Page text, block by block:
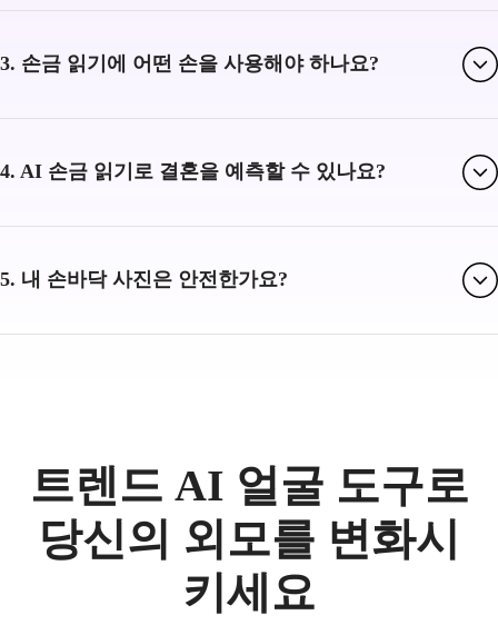
3. 손금 읽기에 어떤 손을 사용해야 하나요?
4. AI 손금 읽기로 결혼을 예측할 수 있나요?
5. 내 손바닥 사진은 안전한가요?
트렌드 AI 얼굴 도구로
당신의 외모를 변화시
키세요